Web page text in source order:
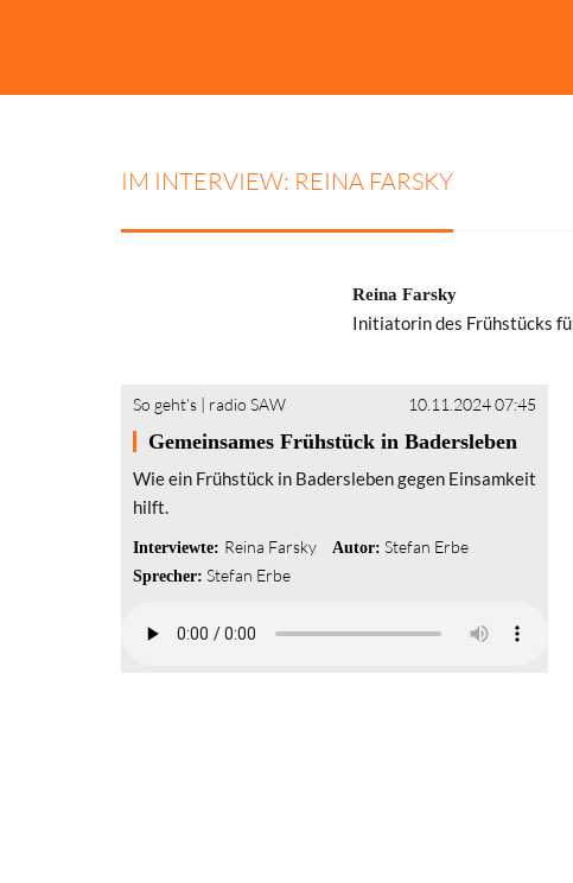
IM INTERVIEW: REINA FARSKY
Reina Farsky
Initiatorin des Frühstücks
So geht’s | radio SAW 10.11.2024 07:45
Gemeinsames Frühstück in Badersleben
Wie ein Frühstück in Badersleben gegen Einsamkeit
hilft.
Interviewte: Reina Farsky Autor: Stefan Erbe
Sprecher: Stefan Erbe